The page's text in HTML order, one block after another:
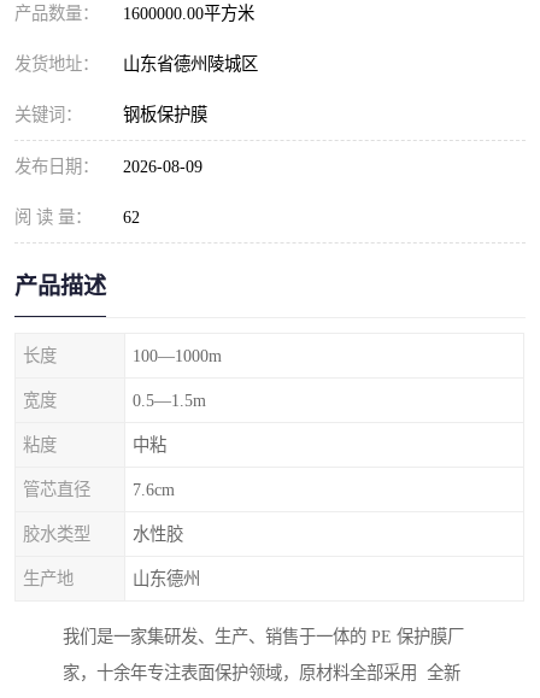
产品数量： 1600000.00平方米
发货地址： 山东省德州陵城区
关键词： 钢板保护膜
发布日期： 2026-08-09
阅 读 量： 62
产品描述
长度 100—1000m
宽度 0.5—1.5m
粘度 中粘
管芯直径 7.6cm
胶水类型 水性胶
生产地 山东德州
我们是一家集研发、生产、销售于一体的 PE 保护膜厂
家，十余年专注表面保护领域，原材料全部采用 全新